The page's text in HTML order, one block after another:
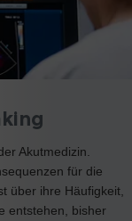
Akutmedizin.
für die
über ihre Häufigkeit,
entstehen, bisher